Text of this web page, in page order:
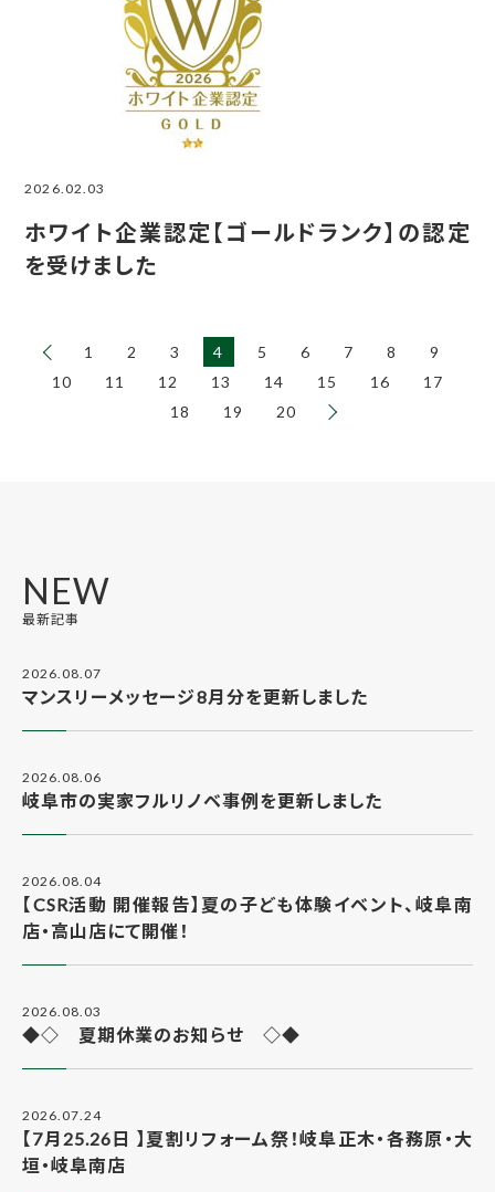
2026.02.03
ホワイト企業認定【ゴールドランク】の認定
を受けました
1 2 3 4 5 6 7 8
9
10
11 12 13 14 15 16
17
18
19 20
NEW
最新記事
2026.08.07
マンスリーメッセージ8月分を更新しました
2026.08.06
岐阜市の実家フルリノベ事例を更新しました
2026.08.04
【CSR活動 開催報告】夏の子ども体験イベント、岐阜南
店・高山店にて開催！
2026.08.03
◆◇ 夏期休業のお知らせ ◇◆
2026.07.24
【7月25.26日 】夏割リフォーム祭！岐阜正木・各務原・大
垣・岐阜南店